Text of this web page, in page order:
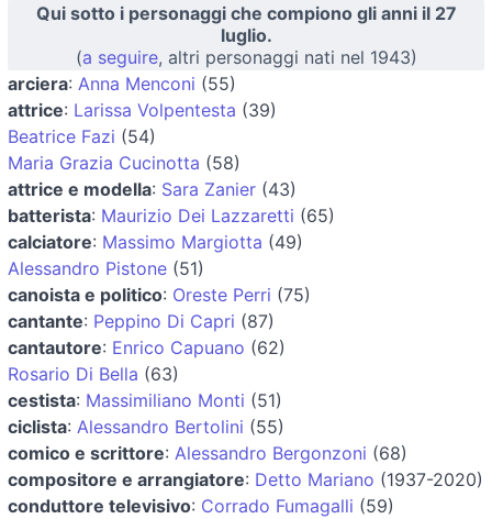
Qui sotto i personaggi che compiono gli anni il 27
luglio.
(a seguire, altri personaggi nati nel 1943)
arciera: Anna Menconi (55)
attrice: Larissa Volpentesta (39)
Beatrice Fazi (54)
Maria Grazia Cucinotta (58)
attrice e modella: Sara Zanier (43)
batterista: Maurizio Dei Lazzaretti (65)
calciatore: Massimo Margiotta (49)
Alessandro Pistone (51)
canoista e politico: Oreste Perri (75)
cantante: Peppino Di Capri (87)
cantautore: Enrico Capuano (62)
Rosario Di Bella (63)
cestista: Massimiliano Monti (51)
ciclista: Alessandro Bertolini (55)
comico e scrittore: Alessandro Bergonzoni (68)
compositore e arrangiatore: Detto Mariano (1937-2020)
conduttore televisivo: Corrado Fumagalli (59)